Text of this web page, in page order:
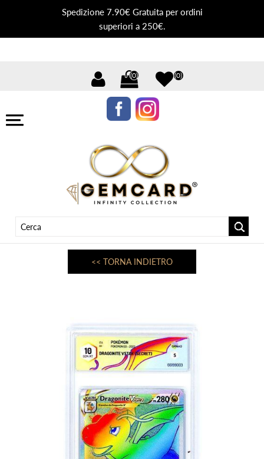
Spedizione 7.90€ Gratuita per ordini
superiori a 250€.
(0) (0)
<< TORNA INDIETRO